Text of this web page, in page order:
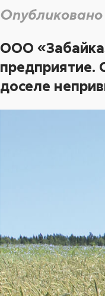
ООО
предприятие.
доселе